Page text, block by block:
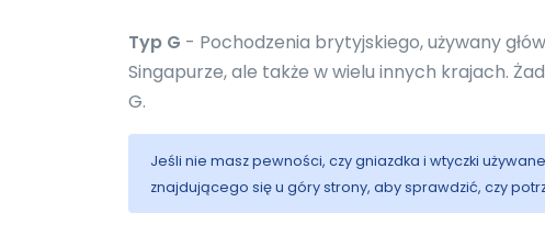
Typ G - Pochodzenia brytyjskiego, używany
Singapurze, ale także w wielu innych krajach.
G.
Jeśli nie masz pewności, czy gniazdka i wtyczki
znajdującego się u góry strony, aby sprawdzić, czy